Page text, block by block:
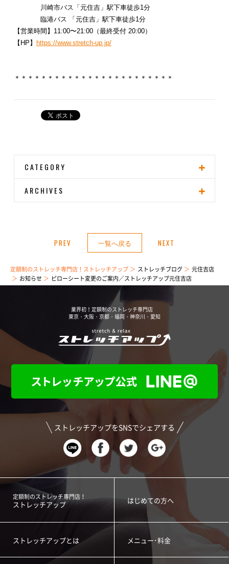
川崎市バス「元住吉」駅下車徒歩1分
臨港バス 「元住吉」駅下車徒歩1分
【営業時間】11:00〜21:00（最終受付 20:00）
【HP】 https://www.stretch-up.jp/
＊＊＊＊＊＊＊＊＊＊＊＊＊＊＊＊＊＊＊＊＊＊＊＊
CATEGORY
ARCHIVES
PREV 一覧へ戻る NEXT
定額制のストレッチ専門店！ストレッチアップ ストレッチブログ
元住吉店
お知らせ
ピローシート変更のご案内／ストレッチアップ元住吉店
業界初！定額制のストレッチ専門店
東京・大阪・京都・福岡・神奈川・愛知
ストレッチアップをSNSでシェアする
定額制のストレッチ専門店！
ストレッチアップ
はじめての方へ
ストレッチアップとは メニュー･料金